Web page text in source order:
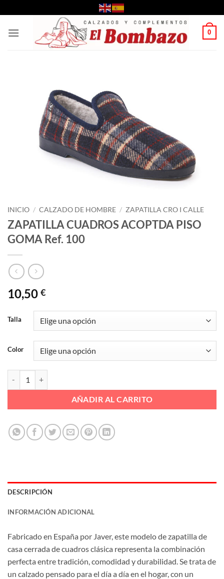
al
contenido
0
INICIO / CALZADO DE HOMBRE / ZAPATILLA CRO I CALLE
ZAPATILLA CUADROS ACOPTDA PISO
GOMA Ref. 100
10,50 €
Talla
Color
AÑADIR AL CARRITO
DESCRIPCIÓN
INFORMACIÓN ADICIONAL
Fabricado en España por Javer, este modelo de zapatilla de
casa cerrada de cuadros clásica representa la combinación
perfecta entre tradición, comodidad y durabilidad. Se trata de
un calzado pensado para el día a día en el hogar, con un